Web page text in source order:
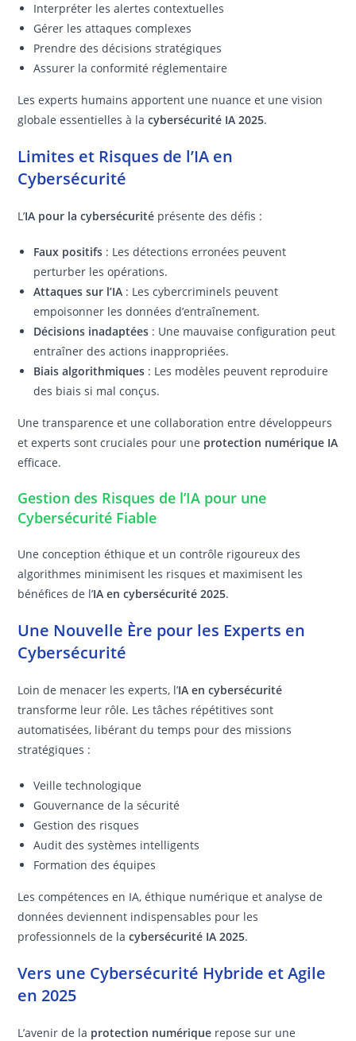
Interpréter les alertes contextuelles
Gérer les attaques complexes
Prendre des décisions stratégiques
Assurer la conformité réglementaire
Les experts humains apportent une nuance et une vision
globale essentielles à lacybersécurité IA 2025.
Limites et Risques de l’IA en
Cybersécurité
L’IA pour la cybersécurité présente des défis :
Faux positifs : Les détections erronées peuvent
perturber les opérations.
Attaques sur l’IA : Les cybercriminels peuvent
empoisonner les données d’entraînement.
Décisions inadaptées : Une mauvaise configuration peut
entraîner des actions inappropriées.
Biais algorithmiques : Les modèles peuvent reproduire
des biais si mal conçus.
Une transparence et une collaboration entre développeurs
et experts sont cruciales pour une protection numérique IA
efficace.
Gestion des Risques de l’IA pour une
Cybersécurité Fiable
Une conception éthique et un contrôle rigoureux des
algorithmes minimisent les risques et maximisent les
bénéfices de l’IA en cybersécurité 2025.
Une Nouvelle Ère pour les Experts en
Cybersécurité
Loin de menacer les experts, l’IA en cybersécurité
transforme leur rôle. Les tâches répétitives sont
automatisées, libérant du temps pour des missions
stratégiques :
Veille technologique
Gouvernance de la sécurité
Gestion des risques
Audit des systèmes intelligents
Formation des équipes
Les compétences en IA, éthique numérique et analyse de
données deviennent indispensables pour les
professionnels de lacybersécurité IA 2025.
Vers une Cybersécurité Hybride et Agile
en 2025
L’avenir de la protection numérique repose sur une